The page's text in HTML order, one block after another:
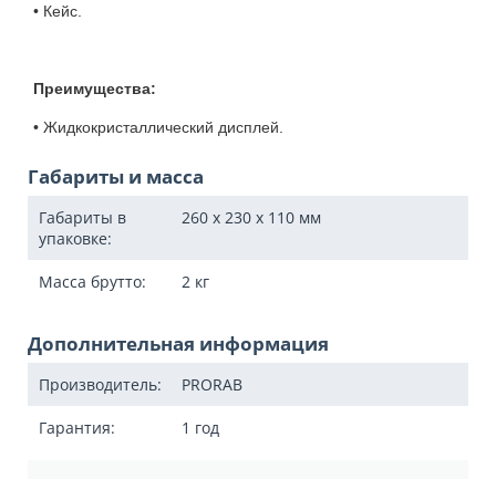
• Кейс.
Преимущества:
• Жидкокристаллический дисплей.
Габариты и масса
Габариты в
упаковке:
260 x 230 x 110 мм
Масса брутто: 2 кг
Дополнительная информация
Производитель: PRORAB
Гарантия: 1 год